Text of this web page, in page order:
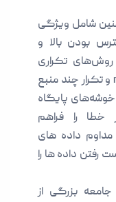
شامل ویژگی
بودن بالا و
تکراری
مختلف، از جمله تکرار master-slave و تکرار چند منبع
پایگاه
خطا را فراهم
داده های
رفتن داده ها را
جامعه بزرگی از